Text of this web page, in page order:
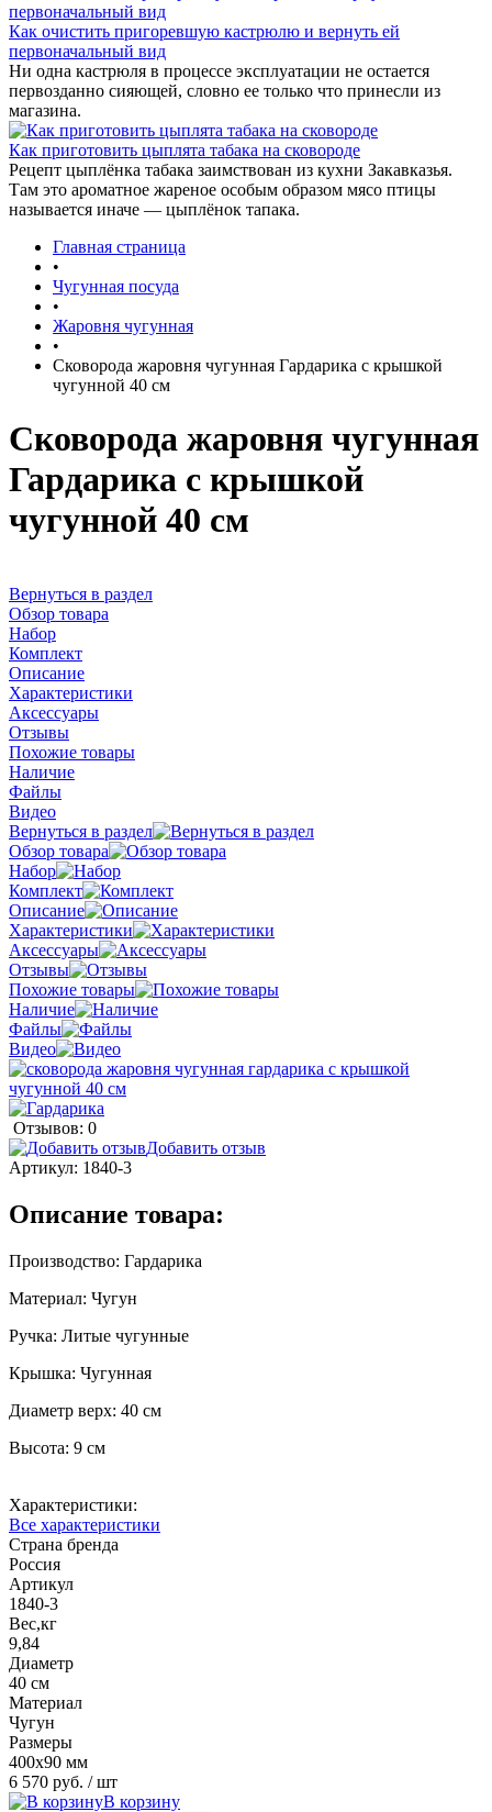
Как очистить пригоревшую кастрюлю и вернуть ей
первоначальный вид
Ни одна кастрюля в процессе эксплуатации не остается
первозданно сияющей, словно ее только что принесли из
магазина.
Как приготовить цыплята табака на сковороде
Рецепт цыплёнка табака заимствован из кухни Закавказья.
Там это ароматное жареное особым образом мясо птицы
называется иначе — цыплёнок тапака.
Главная страница
•
Чугунная посуда
•
Жаровня чугунная
•
Сковорода жаровня чугунная Гардарика с крышкой
чугунной 40 см
Сковорода жаровня чугунная
Гардарика с крышкой
чугунной 40 см
Вернуться в раздел
Обзор товара
Набор
Комплект
Описание
Характеристики
Аксессуары
Отзывы
Похожие товары
Наличие
Файлы
Видео
Вернуться в раздел
Обзор товара
Набор
Комплект
Описание
Характеристики
Аксессуары
Отзывы
Похожие товары
Наличие
Файлы
Видео
Отзывов: 0
Добавить отзыв
Артикул: 1840-3
Описание товара:
Производство: Гардарика
Материал: Чугун
Ручка: Литые чугунные
Крышка: Чугунная
Диаметр верх: 40 см
Высота: 9 см
Характеристики:
Все характеристики
Страна бренда
Россия
Артикул
1840-3
Вес,кг
9,84
Диаметр
40 см
Материал
Чугун
Размеры
400х90 мм
6 570 руб. / шт
В корзину